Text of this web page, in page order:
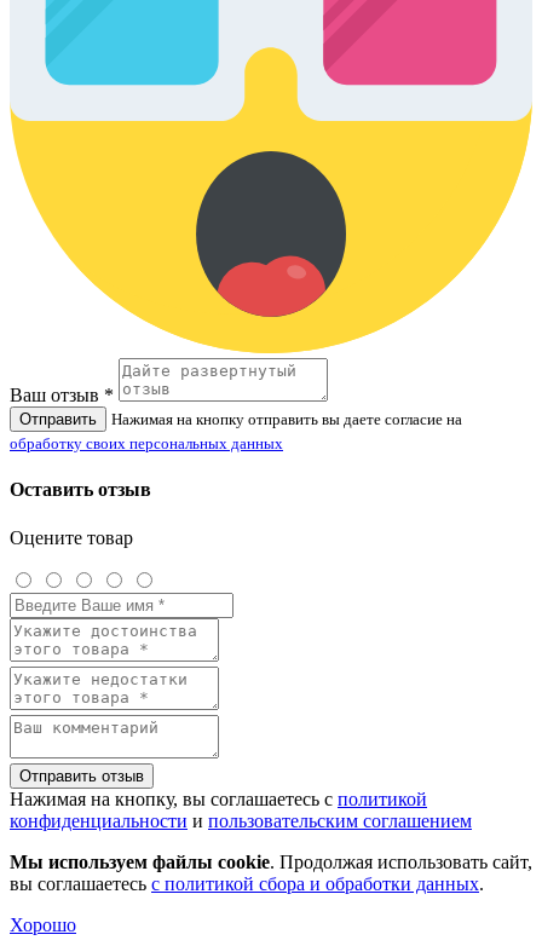
Ваш отзыв *
Отправить
Нажимая на кнопку отправить вы даете согласие на
обработку своих персональных данных
Оставить отзыв
Оцените товар
Отправить отзыв
Нажимая на кнопку, вы соглашаетесь с политикой
конфиденциальности и пользовательским соглашением
Мы используем файлы cookie. Продолжая использовать сайт,
вы соглашаетесь с политикой сбора и обработки данных.
Хорошо